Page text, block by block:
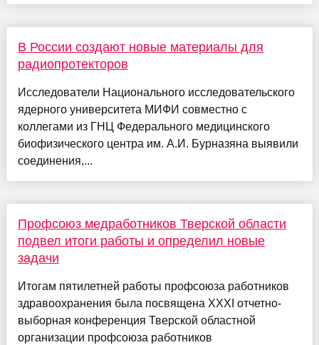
В России создают новые материалы для
радиопротекторов
Исследователи Национального исследовательского
ядерного университета МИФИ совместно с
коллегами из ГНЦ Федерального медицинского
биофизического центра им. А.И. Бурназяна выявили
соединения,...
Профсоюз медработников Тверской области
подвел итоги работы и определил новые
задачи
Итогам пятилетней работы профсоюза работников
здравоохранения была посвящена XXXI отчетно-
выборная конференция Тверской областной
организации профсоюза работников